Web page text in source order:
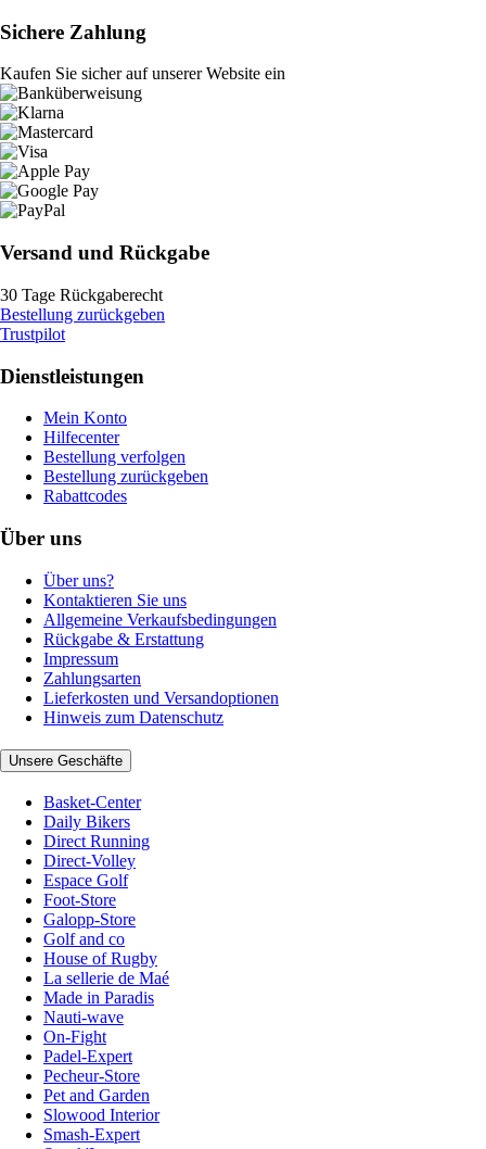
Sichere Zahlung
Kaufen Sie sicher auf unserer Website ein
Versand und Rückgabe
30 Tage Rückgaberecht
Bestellung zurückgeben
Trustpilot
Dienstleistungen
Mein Konto
Hilfecenter
Bestellung verfolgen
Bestellung zurückgeben
Rabattcodes
Über uns
Über uns?
Kontaktieren Sie uns
Allgemeine Verkaufsbedingungen
Rückgabe & Erstattung
Impressum
Zahlungsarten
Lieferkosten und Versandoptionen
Hinweis zum Datenschutz
Unsere Geschäfte
Basket-Center
Daily Bikers
Direct Running
Direct-Volley
Espace Golf
Foot-Store
Galopp-Store
Golf and co
House of Rugby
La sellerie de Maé
Made in Paradis
Nauti-wave
On-Fight
Padel-Expert
Pecheur-Store
Pet and Garden
Slowood Interior
Smash-Expert